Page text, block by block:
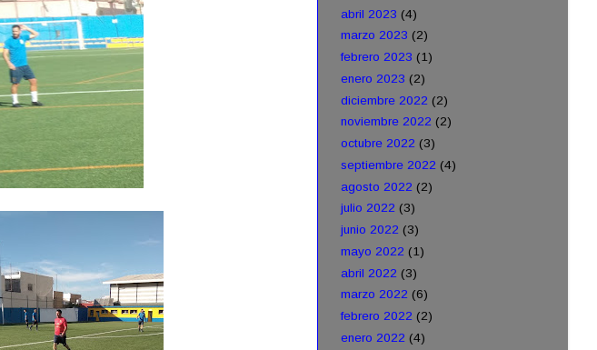
abril 2023 (4)
marzo 2023 (2)
febrero 2023 (1)
enero 2023 (2)
diciembre 2022 (2)
noviembre 2022 (2)
octubre 2022 (3)
septiembre 2022 (4)
agosto 2022 (2)
julio 2022 (3)
junio 2022 (3)
mayo 2022 (1)
abril 2022 (3)
marzo 2022 (6)
febrero 2022 (2)
enero 2022 (4)